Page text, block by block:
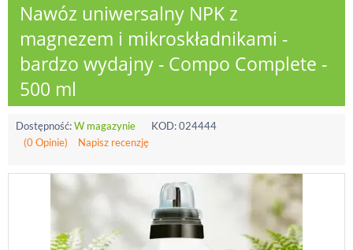
Nawóz uniwersalny NPK z
magnezem i mikroskładnikami -
bardzo wydajny - Compo Complete -
500 ml
Dostępność:W magazynie KOD:024444
(0 Opinie)
Napisz recenzję